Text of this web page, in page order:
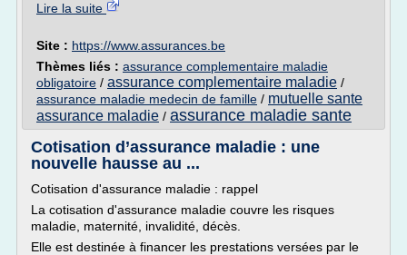
Lire la suite
Site : https://www.assurances.be
Thèmes liés : assurance complementaire maladie
obligatoire / assurance complementaire maladie /
assurance maladie medecin de famille / mutuelle sante
assurance maladie / assurance maladie sante
Cotisation d’assurance maladie : une
nouvelle hausse au ...
Cotisation d'assurance maladie : rappel
La cotisation d'assurance maladie couvre les risques
maladie, maternité, invalidité, décès.
Elle est destinée à financer les prestations versées par le